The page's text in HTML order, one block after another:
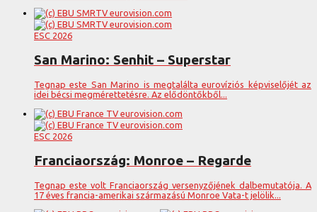
ESC 2026
San Marino: Senhit – Superstar
Tegnap este San Marino is megtalálta eurovíziós képviselőjét az
idei bécsi megmérettetésre. Az elődöntőkből...
ESC 2026
Franciaország: Monroe – Regarde
Tegnap este volt Franciaország versenyzőjének dalbemutatója. A
17 éves francia-amerikai származású Monroe Vata-t jelölik...